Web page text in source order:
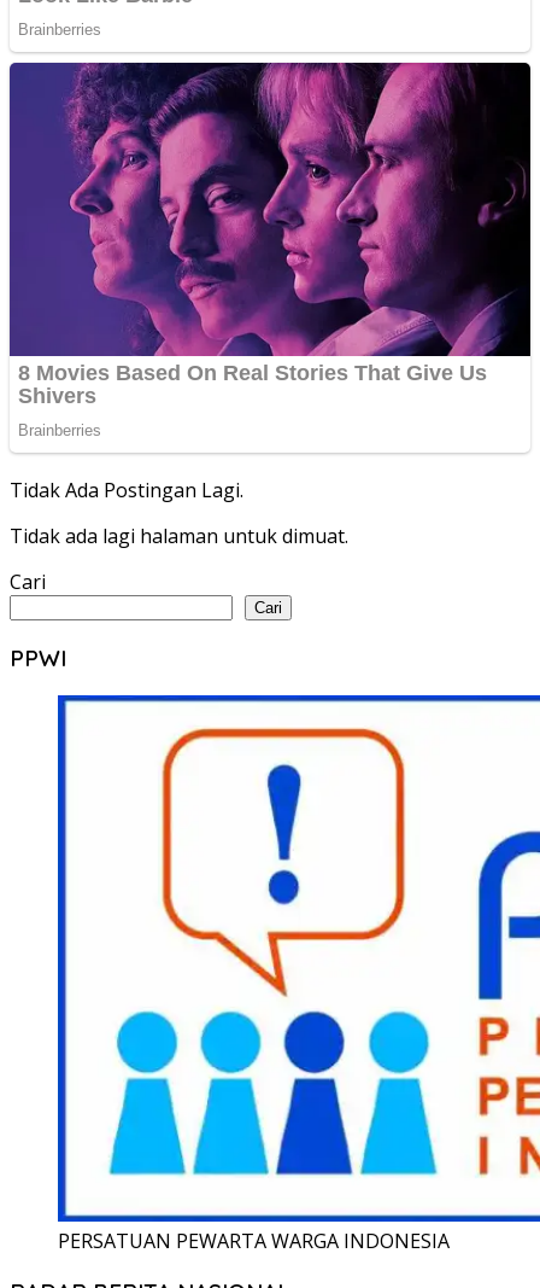
Tidak Ada Postingan Lagi.
Tidak ada lagi halaman untuk dimuat.
Cari
Cari
PPWI
PERSATUAN PEWARTA WARGA INDONESIA